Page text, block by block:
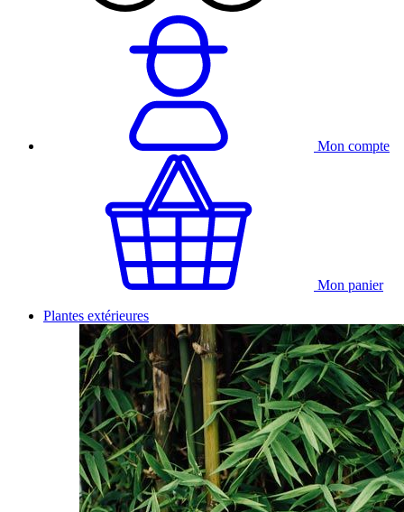
Mon compte
Mon panier
Plantes extérieures